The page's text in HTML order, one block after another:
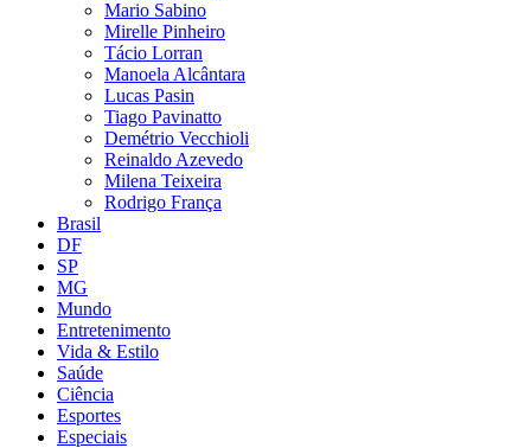
Mario Sabino
Mirelle Pinheiro
Tácio Lorran
Manoela Alcântara
Lucas Pasin
Tiago Pavinatto
Demétrio Vecchioli
Reinaldo Azevedo
Milena Teixeira
Rodrigo França
Brasil
DF
SP
MG
Mundo
Entretenimento
Vida & Estilo
Saúde
Ciência
Esportes
Especiais